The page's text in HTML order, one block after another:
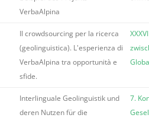
VerbaAlpina
Il crowdsourcing per la ricerca
(geolinguistica). L'esperienza di
VerbaAlpina tra opportunità e
sfide.
Interlinguale Geolinguistik und
deren Nutzen für die
7.